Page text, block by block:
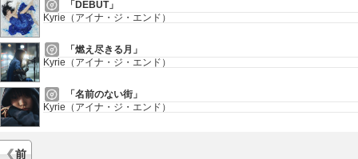
「DEBUT」
Kyrie（アイナ・ジ・エンド）
「燃え尽きる月」
Kyrie（アイナ・ジ・エンド）
「名前のない街」
Kyrie（アイナ・ジ・エンド）
前